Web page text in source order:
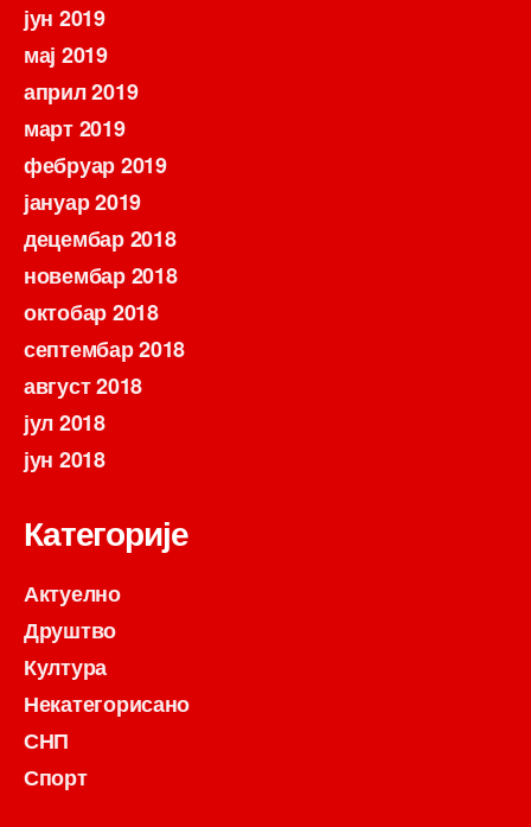
јун 2019
мај 2019
април 2019
март 2019
фебруар 2019
јануар 2019
децембар 2018
новембар 2018
октобар 2018
септембар 2018
август 2018
јул 2018
јун 2018
Категорије
Актуелно
Друштво
Култура
Некатегорисано
СНП
Спорт